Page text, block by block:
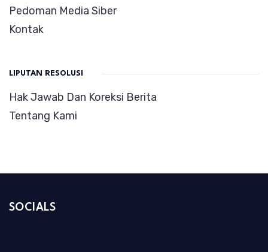
Pedoman Media Siber
Kontak
LIPUTAN RESOLUSI
Hak Jawab Dan Koreksi Berita
Tentang Kami
SOCIALS